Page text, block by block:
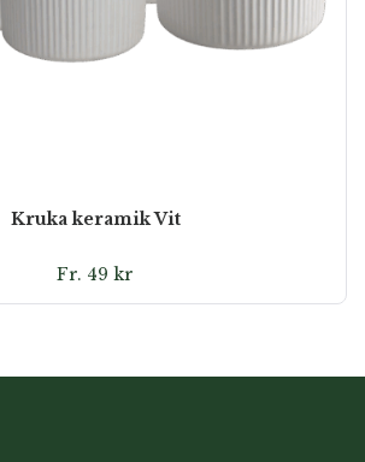
Kruka keramik Vit
Fr. 49 kr